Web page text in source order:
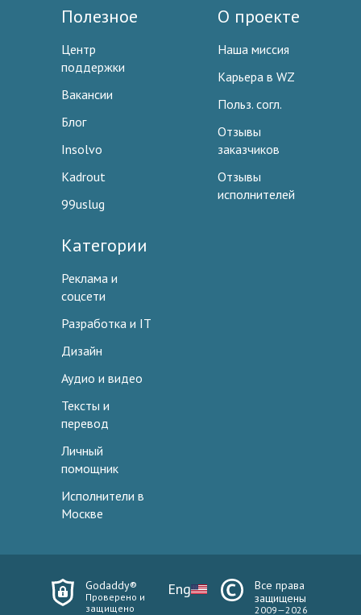
Полезное
Центр
поддержки
Вакансии
Блог
Insolvo
Kadrout
99uslug
О проекте
Наша миссия
Карьера в WZ
Польз. согл.
Отзывы
заказчиков
Отзывы
исполнителей
Категории
Реклама и
соцсети
Разработка и IT
Дизайн
Аудио и видео
Тексты и
перевод
Личный
помощник
Исполнители в
Москве
Godaddy®
Проверено и
защищено
Eng
Все права
защищены
2009—2026